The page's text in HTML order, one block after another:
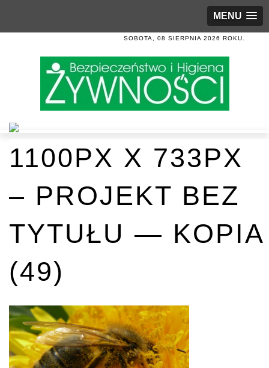
MENU
SOBOTA, 08 SIERPNIA 2026 ROKU.
1100PX X 733PX
– PROJEKT BEZ
TYTUŁU — KOPIA
(49)